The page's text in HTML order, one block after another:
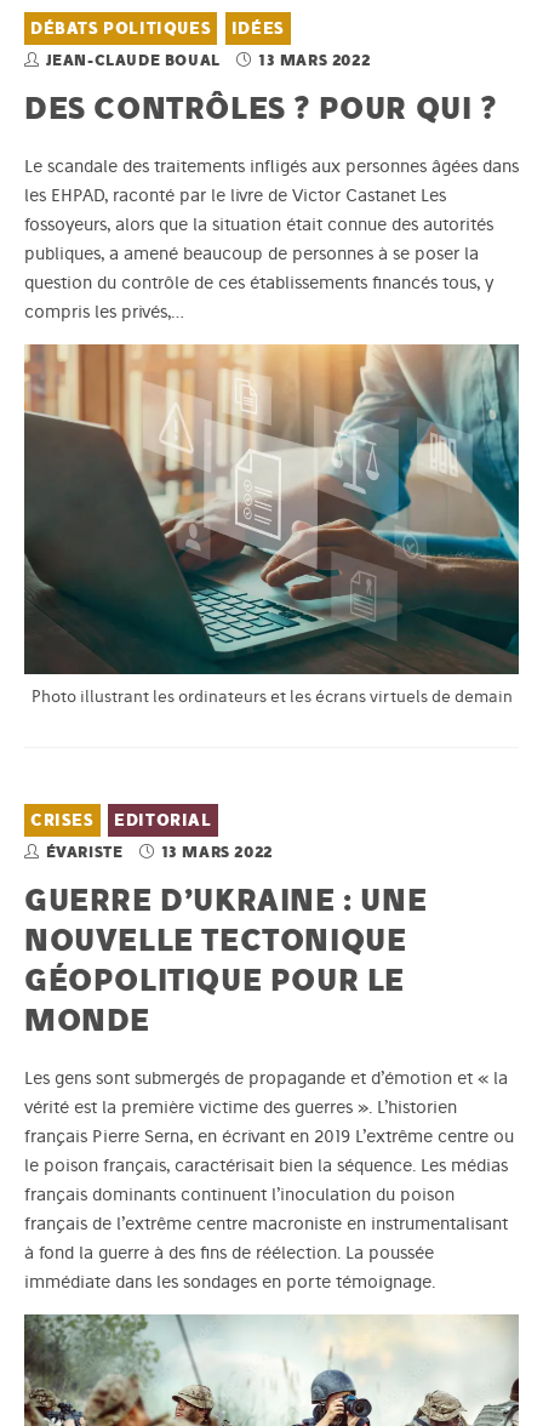
DÉBATS POLITIQUES IDÉES
JEAN-CLAUDE BOUAL 13 MARS 2022
DES CONTRÔLES ? POUR QUI ?
Le scandale des traitements infligés aux personnes âgées dans
les EHPAD, raconté par le livre de Victor Castanet Les
fossoyeurs, alors que la situation était connue des autorités
publiques, a amené beaucoup de personnes à se poser la
question du contrôle de ces établissements financés tous, y
compris les privés,…
Photo illustrant les ordinateurs et les écrans virtuels de demain
CRISES EDITORIAL
ÉVARISTE 13 MARS 2022
GUERRE D’UKRAINE : UNE
NOUVELLE TECTONIQUE
GÉOPOLITIQUE POUR LE
MONDE
Les gens sont submergés de propagande et d’émotion et « la
vérité est la première victime des guerres ». L’historien
français Pierre Serna, en écrivant en 2019 L’extrême centre ou
le poison français, caractérisait bien la séquence. Les médias
français dominants continuent l’inoculation du poison
français de l’extrême centre macroniste en instrumentalisant
à fond la guerre à des fins de réélection. La poussée
immédiate dans les sondages en porte témoignage.